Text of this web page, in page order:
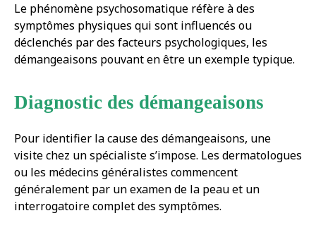
Le phénomène psychosomatique réfère à des
symptômes physiques qui sont influencés ou
déclenchés par des facteurs psychologiques, les
démangeaisons pouvant en être un exemple typique.
Diagnostic des démangeaisons
Pour identifier la cause des démangeaisons, une
visite chez un spécialiste s’impose. Les dermatologues
ou les médecins généralistes commencent
généralement par un examen de la peau et un
interrogatoire complet des symptômes.